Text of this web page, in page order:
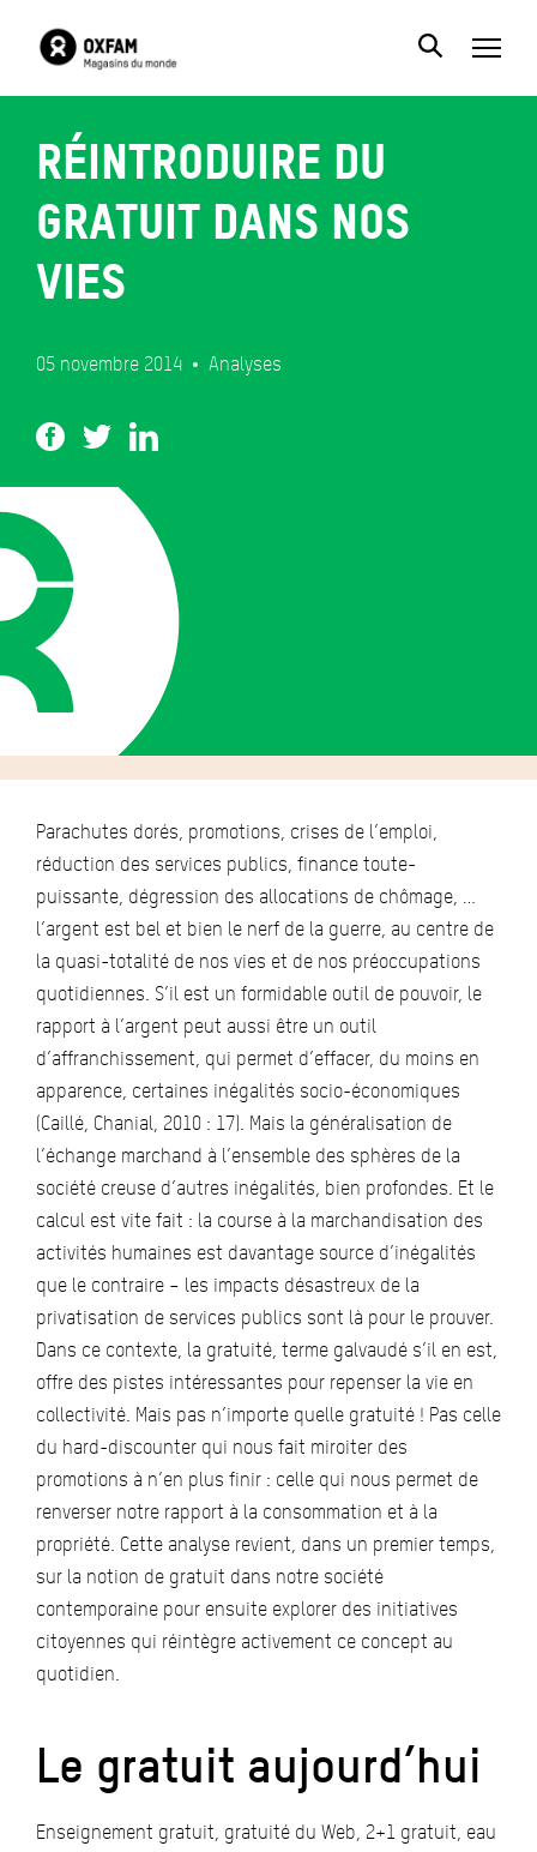
Réintroduire du
gratuit dans nos
vies
05 novembre 2014 Analyses
Parachutes dorés, promotions, crises de l’emploi,
réduction des services publics, finance toute-
puissante, dégression des allocations de chômage, …
l’argent est bel et bien le nerf de la guerre, au centre de
la quasi-totalité de nos vies et de nos préoccupations
quotidiennes. S’il est un formidable outil de pouvoir, le
rapport à l’argent peut aussi être un outil
d’affranchissement, qui permet d’effacer, du moins en
apparence, certaines inégalités socio-économiques
(Caillé, Chanial, 2010 : 17). Mais la généralisation de
l’échange marchand à l’ensemble des sphères de la
société creuse d’autres inégalités, bien profondes. Et le
calcul est vite fait : la course à la marchandisation des
activités humaines est davantage source d’inégalités
que le contraire – les impacts désastreux de la
privatisation de services publics sont là pour le prouver.
Dans ce contexte, la gratuité, terme galvaudé s’il en est,
offre des pistes intéressantes pour repenser la vie en
collectivité. Mais pas n’importe quelle gratuité ! Pas celle
du hard-discounter qui nous fait miroiter des
promotions à n’en plus finir : celle qui nous permet de
renverser notre rapport à la consommation et à la
propriété. Cette analyse revient, dans un premier temps,
sur la notion de gratuit dans notre société
contemporaine pour ensuite explorer des initiatives
citoyennes qui réintègre activement ce concept au
quotidien.
Le gratuit aujourd’hui
Enseignement gratuit, gratuité du Web, 2+1 gratuit, eau